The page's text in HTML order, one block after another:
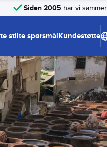
Siden 2005 har vi
stilte spørsmålKundestøtte